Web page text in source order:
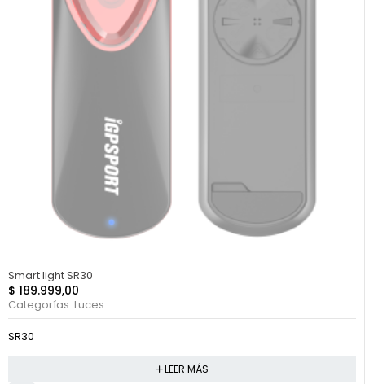
Smart light SR30
$ 189.999,00
Categorías: Luces
SR30
LEER MÁS